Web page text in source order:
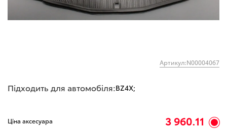
Артикул:N00004067
Підходить для автомобіля:BZ4X;
Ціна аксесуара 3 960.11